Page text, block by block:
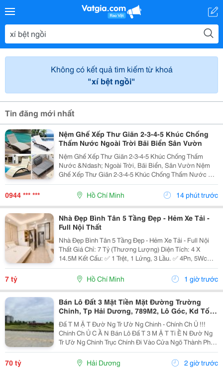
Không có kết quả tìm kiếm từ khoá
"xí bệt ngồi"
Tin đăng mới nhất
Nệm Ghế Xếp Thư Giãn 2-3-4-5 Khúc Chống
Thấm Nước Ngoài Trời Bãi Biển Sân Vườn
Nệm Ghế Xếp Thư Giãn 2-3-4-5 Khúc Chống Thấm
Nước &Ndash; Ngoài Trời, Bãi Biển, Sân Vườn Nệm
Ghế Xếp Thư Giãn 2-3-4-5 Khúc Chống Thấm Nước Có
Nhiều Mẫu, Kích Thước, Màu Sắc Và Chất Liệu Phù
Hợp Nhu Cầu Lựa Chọn. Sản Phẩm Hoàn Thiện Tỉ Mỉ,
Bền Đẹp,...
0944 *** *** Hồ Chí Minh 14 phút trước
Nhà Đẹp Bình Tân 5 Tầng Đẹp - Hẻm Xe Tải -
Full Nội Thất
Nhà Đẹp Bình Tân 5 Tầng Đẹp - Hẻm Xe Tải - Full Nội
Thất Giá Chỉ: 7 Tỷ (Thương Lượng) Diện Tích: 4 X
14.5M Kết Cấu: ✅ 1 Trệt, 1 Lửng, 3 Lầu. ✅ 4Pn, 5Wc
(Có Thể Bố Trí 6Pn). ✅ Phòng Thờ, Phòng Giặt, Sân
Thượng. Hẻm Xe Tải, Gần Mặt Tiền, Thuận...
7 tỷ Hồ Chí Minh 1 giờ trước
Bán Lô Đất 3 Mặt Tiền Mặt Đường Trường
Chinh, Tp Hải Dương, 789M2, Lô Góc, Kd Tốt,
Vị Trí Đẹp
Đấ T M Ặ T Đườ Ng Tr Ườ Ng Chinh - Chính Ch Ủ !!!
Chính Ch Ủ C Ầ N Bán Lô Đấ T 3 M Ặ T Ti Ề N Đườ Ng
Tr Ườ Ng Chinh Trục Chính Đi Vào Cửa Ngõ Thành Ph Ố
H Ả I D Ươ Ng - Di Ệ N Tích 789M2, Lô Góc 3 M Ặ T Ti Ề
70 tỷ Hải Dương 2 giờ trước